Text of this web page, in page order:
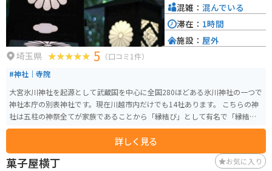
埼玉県 5 （口コミ1件）
#神社｜寺院
大宮氷川神社を起源として武蔵国を中心に全国280ほどある氷川神社の一つで
神社本庁の別表神社です。現在川越市内だけでも14社あります。 こちらの神
社は五柱の神祭全てが家族であることから「縁結び」として有名で「縁結び
玉」「さくらさく守り」「であいこい」など良縁のお守りが数多くありま
た「光る川」、先着で頒布される線香花火を行える「恋はなび」など、家族
や夫婦やカップルなどが楽しめる行事が目白押しで、更には昨今のインスタ
詳しく見る
混雑： 混んでいる
滞在： 1時間
施設： 屋外
菓子屋横丁 お気に入り